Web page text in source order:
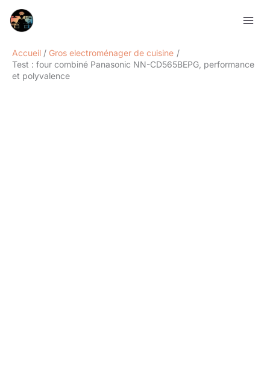
Accueil
Gros electroménager de cuisine
Test : four combiné Panasonic NN-CD565BEPG, performance
et polyvalence
Rechercher